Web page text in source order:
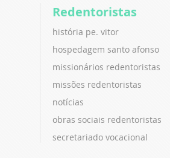
Redentoristas
história pe. vitor
hospedagem santo afonso
missionários redentoristas
missões redentoristas
notícias
obras sociais redentoristas
secretariado vocacional